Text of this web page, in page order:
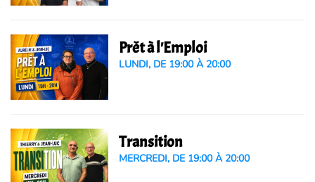
Prêt à l'Emploi
LUNDI, DE 19:00 À 20:00
Transition
MERCREDI, DE 19:00 À 20:00